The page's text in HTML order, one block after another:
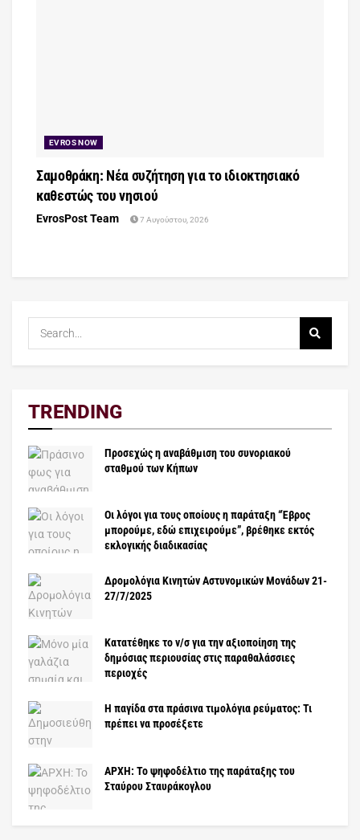
EVROS NOW
Σαμοθράκη: Νέα συζήτηση για το ιδιοκτησιακό
καθεστώς του νησιού
EvrosPost Team 7 Αυγούστου, 2026
TRENDING
Προσεχώς η αναβάθμιση του συνοριακού
σταθμού των Κήπων
Οι λόγοι για τους οποίους η παράταξη “Έβρος
μπορούμε, εδώ επιχειρούμε”, βρέθηκε εκτός
εκλογικής διαδικασίας
Δρομολόγια Κινητών Αστυνομικών Μονάδων 21-
27/7/2025
Κατατέθηκε το ν/σ για την αξιοποίηση της
δημόσιας περιουσίας στις παραθαλάσσιες
περιοχές
Η παγίδα στα πράσινα τιμολόγια ρεύματος: Τι
πρέπει να προσέξετε
ΑΡΧΗ: Το ψηφοδέλτιο της παράταξης του
Σταύρου Σταυράκογλου